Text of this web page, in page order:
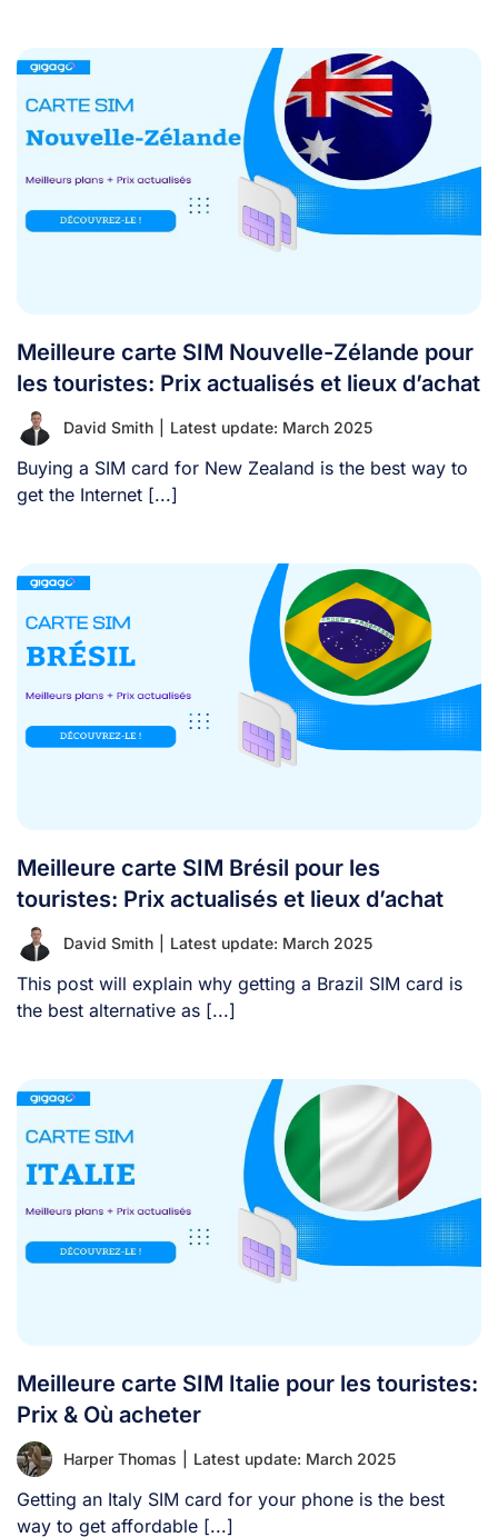
Meilleure carte SIM Nouvelle-Zélande pour
les touristes: Prix actualisés et lieux d’achat
David Smith Latest update: March 2025
Buying a SIM card for New Zealand is the best way to
get the Internet [...]
Meilleure carte SIM Brésil pour les
touristes: Prix actualisés et lieux d’achat
David Smith Latest update: March 2025
This post will explain why getting a Brazil SIM card is
the best alternative as [...]
Meilleure carte SIM Italie pour les touristes:
Prix & Où acheter
Harper Thomas Latest update: March 2025
Getting an Italy SIM card for your phone is the best
way to get affordable [...]